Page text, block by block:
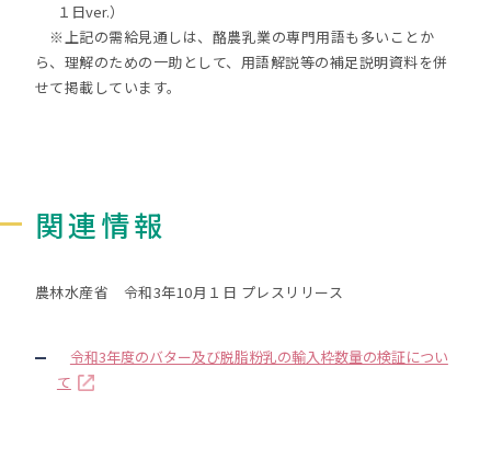
１日ver.）
※上記の需給見通しは、酪農乳業の専門用語も多いことか
ら、理解のための一助として、用語解説等の補足説明資料を併
せて掲載しています。
関連情報
農林水産省 令和3年10月１日 プレスリリース
令和3年度のバター及び脱脂粉乳の輸入枠数量の検証につい
て